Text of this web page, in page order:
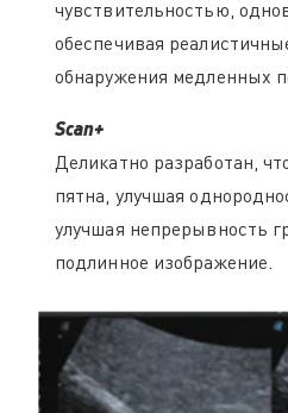
чувствительностью,
обеспечивая
обнаружения медленных
Scan+
Деликатно разработан,
пятна, улучшая
улучшая непрерывность
подлинное изображение.